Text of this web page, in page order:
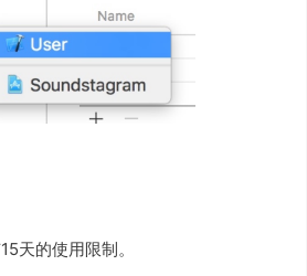
天的使用限制。